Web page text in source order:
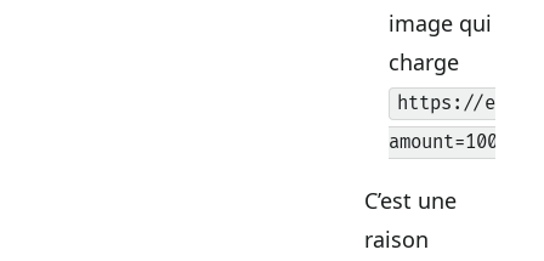
image qui
charge
https://
C’est une
raison